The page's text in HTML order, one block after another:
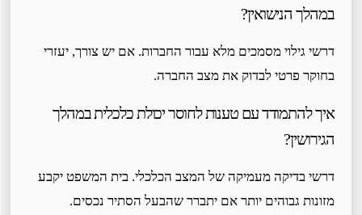
במהלך הנישואין?
דרשי גילוי מסמכים מלא עבור החברות. אם יש צורך, יעזרי
בחוקר פרטי לבדוק את מצב החברה.
איך להתמודד עם טענות לחוסר יכולת כלכלית במהלך
הגירושין?
דרשי בדיקה מעמיקה של המצב הכלכלי. בית המשפט יקבע
מזונות גבוהים יותר אם יתברר שהבעל הסתיר נכסים.